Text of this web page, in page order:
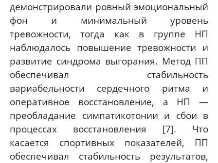
демонстрировали ровный эмоциональный
фон и минимальный уровень
тревожности, тогда как в группе НП
наблюдалось повышение тревожности и
развитие синдрома выгорания. Метод ПП
обеспечивал стабильность
вариабельности сердечного ритма и
оперативное восстановление, а НП —
преобладание симпатикотонии и сбои в
процессах восстановления [7]. Что
касается спортивных показателей, ПП
обеспечивал стабильность результатов,